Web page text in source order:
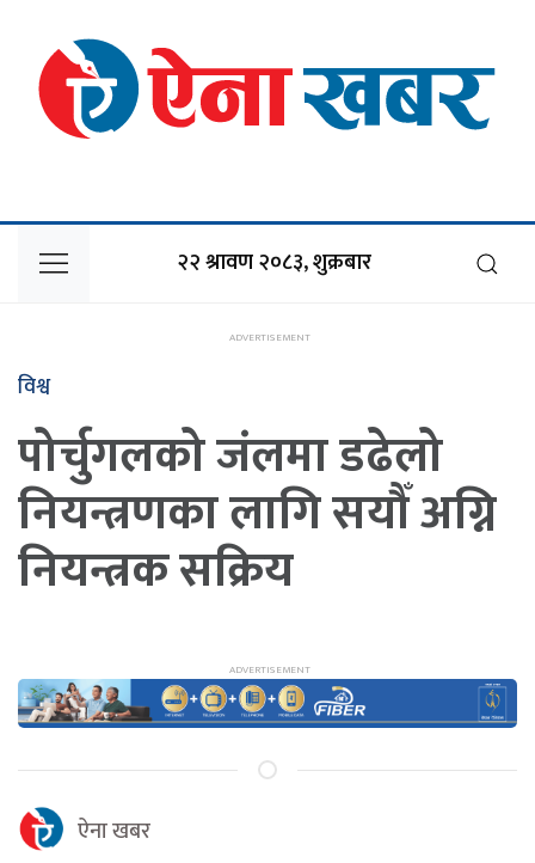
२२ श्रावण २०८३, शुक्रबार
विश्व
पोर्चुगलको जंलमा डढेलो
नियन्त्रणका लागि सयौँ अग्नि
नियन्त्रक सक्रिय
ऐना खबर